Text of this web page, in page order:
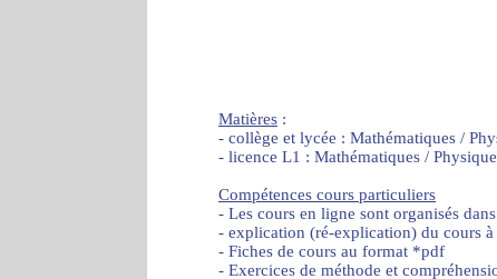
Matières :
- collège et lycée : Mathématiques /
- licence L1 : Mathématiques /
Compétences cours particuliers
- Les cours en ligne sont organisés
- explication (ré-explication) du cours
- Fiches de cours au format *pdf
- Exercices de méthode et